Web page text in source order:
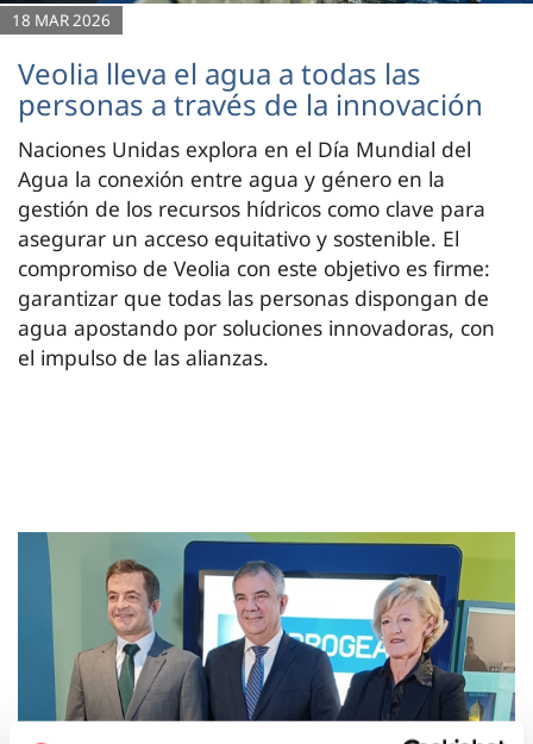
18 MAR 2026
Veolia lleva el agua a todas las
personas a través de la innovación
Naciones Unidas explora en el Día Mundial del
Agua la conexión entre agua y género en la
gestión de los recursos hídricos como clave para
asegurar un acceso equitativo y sostenible. El
compromiso de Veolia con este objetivo es firme:
garantizar que todas las personas dispongan de
agua apostando por soluciones innovadoras, con
el impulso de las alianzas.